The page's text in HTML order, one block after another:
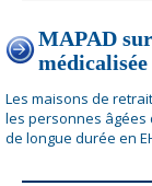
MAPAD
médicalisée
Les maisons de
les personnes
de longue durée en